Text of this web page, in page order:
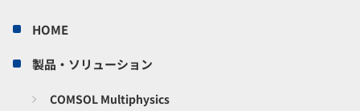
HOME
製品・ソリューション
COMSOL Multiphysics